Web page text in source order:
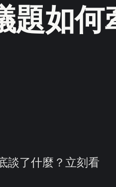
題如何
談了什麼？立刻看